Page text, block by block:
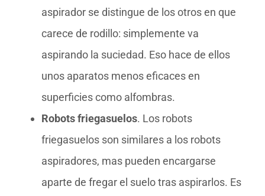
aspirador se distingue de los otros en que
carece de rodillo: simplemente va
aspirando la suciedad. Eso hace de ellos
unos aparatos menos eficaces en
superficies como alfombras.
Robots friegasuelos. Los robots
friegasuelos son similares a los robots
aspiradores, mas pueden encargarse
aparte de fregar el suelo tras aspirarlos. Es